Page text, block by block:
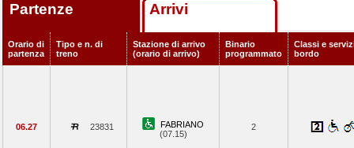
Partenze Arrivi
Orario di
partenza
Tipo e n. di
treno
Stazione di arrivo
(orario di arrivo)
Binario
programmato
Classi e
bordo
06.27 23831
FABRIANO
(07.15)
2